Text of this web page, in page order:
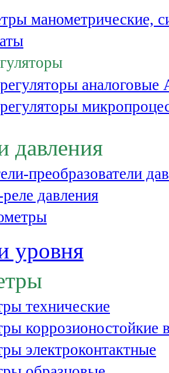
манометрические,
аналоговые
давления
преобразователи
давления
уровня
технические
коррозионостойкие
электроконтактные